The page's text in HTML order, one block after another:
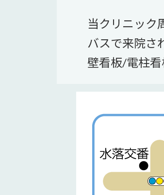
当クリニック
バスで来院さ
壁看板/電柱看